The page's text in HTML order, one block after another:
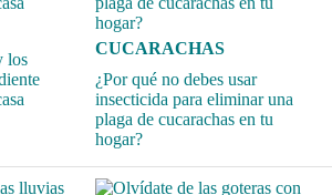
los
CUCARACHAS
¿Por qué no debes usar
insecticida para eliminar una
plaga de cucarachas en tu
hogar?